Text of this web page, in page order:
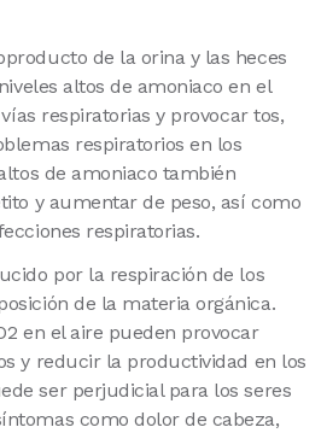
de la orina y las heces
altos de amoniaco en el
respiratorias y provocar tos,
respiratorios en los
de amoniaco también
y aumentar de peso, así como
respiratorias.
por la respiración de los
de la materia orgánica.
en el aire pueden provocar
y reducir la productividad en los
ser perjudicial para los seres
como dolor de cabeza,